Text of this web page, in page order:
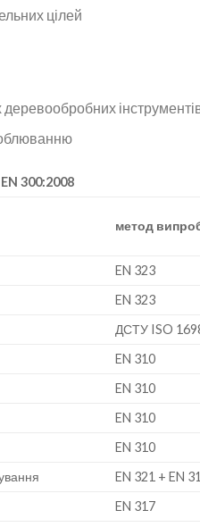
цілей
EN 300:2008
метод
EN 323
EN 323
ДСТУ ISO
EN 310
EN 310
EN 310
EN 310
EN 321 + EN
EN 317